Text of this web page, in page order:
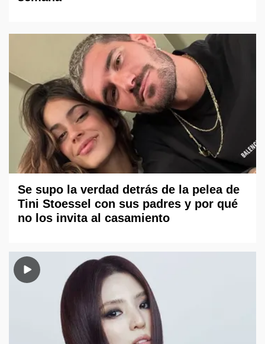
Se supo la verdad detrás de la pelea de
Tini Stoessel con sus padres y por qué
no los invita al casamiento